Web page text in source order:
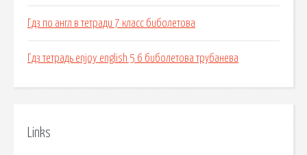
Гдз по англ в тетради 7 класс биболетова
Гдз тетрадь enjoy english 5 6 биболетова трубанева
Links